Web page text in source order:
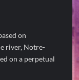
on
river, Notre-
on a perpetual